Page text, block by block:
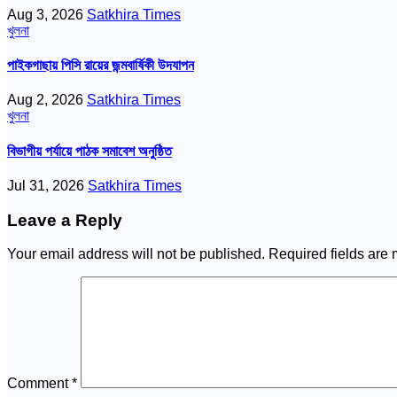
Aug 3, 2026 Satkhira Times
খুলনা
পাইকগাছায় পিসি রায়ের জন্মবার্ষিকী উদযাপন
Aug 2, 2026 Satkhira Times
খুলনা
বিভাগীয় পর্যায়ে পাঠক সমাবেশ অনুষ্ঠিত
Jul 31, 2026 Satkhira Times
Leave a Reply
Your email address will not be published. Required fields are
Comment*